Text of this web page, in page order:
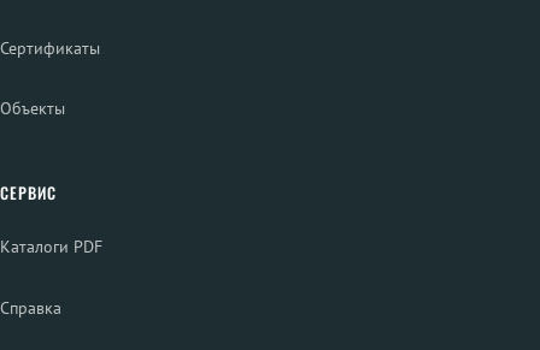
Сертификаты
Объекты
СЕРВИС
Каталоги PDF
Справка